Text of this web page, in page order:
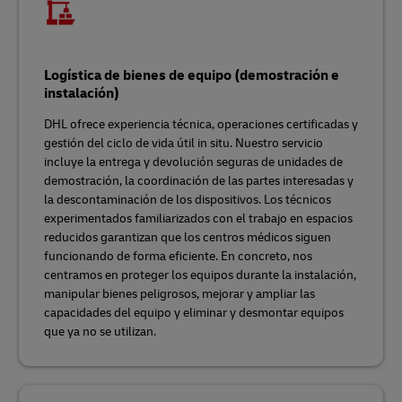
Logística de bienes de equipo (demostración e
instalación)
DHL ofrece experiencia técnica, operaciones certificadas y
gestión del ciclo de vida útil in situ. Nuestro servicio
incluye la entrega y devolución seguras de unidades de
demostración, la coordinación de las partes interesadas y
la descontaminación de los dispositivos. Los técnicos
experimentados familiarizados con el trabajo en espacios
reducidos garantizan que los centros médicos siguen
funcionando de forma eficiente. En concreto, nos
centramos en proteger los equipos durante la instalación,
manipular bienes peligrosos, mejorar y ampliar las
capacidades del equipo y eliminar y desmontar equipos
que ya no se utilizan.